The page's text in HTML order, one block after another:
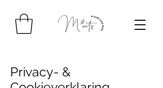
Privacy- &